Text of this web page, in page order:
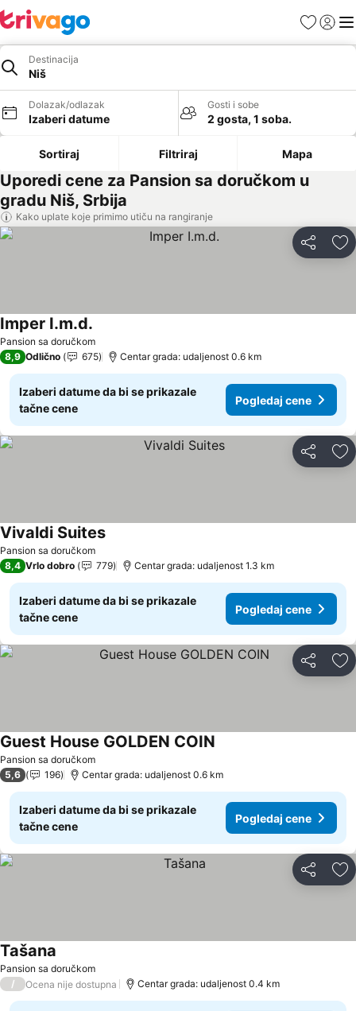
FavoritiPrijavi
Destinacija
Niš
Dolazak/odlazak
Izaberi datume
Gosti i sobe
2 gosta, 1 soba.
Sortiraj Filtriraj Mapa
Uporedi cene za Pansion sa doručkom u
gradu Niš, Srbija
Kako uplate koje primimo utiču na rangiranje
Deli
Pansion sa doručkom
Imper I.m.d.
8,9 Odlično 675 Centar grada: udaljenost 0.6 km
Izaberi datume da bi se prikazale
tačne cene
Pogledaj cene
Deli
Pansion sa doručkom
Vivaldi SuitesPogledaj cene
8,4 Vrlo dobro 779 Centar grada: udaljenost 1.3 km
Izaberi datume da bi se prikazale
tačne cene
Pogledaj cene
Deli
Pansion sa doručkom
Guest House GOLDEN COIN
5,6 196 Centar grada: udaljenost 0.6 km
Izaberi datume da bi se prikazale
tačne cene
Pogledaj cene
Deli
Pansion sa doručkom
Tašana
/ Ocena nije dostupna Centar grada: udaljenost 0.4 km